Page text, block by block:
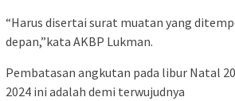
“Harus disertai surat muatan yang
depan,”kata AKBP Lukman.
Pembatasan angkutan pada libur Natal
2024 ini adalah demi terwujudnya